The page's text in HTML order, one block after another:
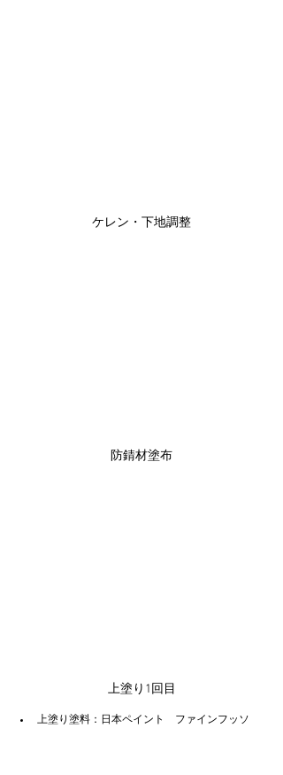
ケレン・下地調整
防錆材塗布
上塗り1回目
上塗り塗料：日本ペイント　ファインフッソ